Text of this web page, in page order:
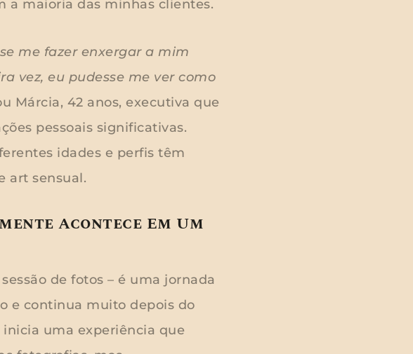
a maioria das minhas clientes.
me fazer enxergar a mim
vez, eu pudesse me ver como
Márcia, 42 anos, executiva que
pessoais significativas.
idades e perfis têm
art sensual.
Acontece Em Um
de fotos – é uma jornada
e continua muito depois do
uma experiência que